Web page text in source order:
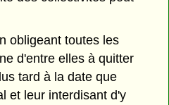
obligeant toutes les
d'entre elles à quitter
tard à la date que
et leur interdisant d'y